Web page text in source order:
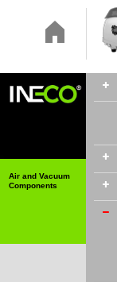
Air and Vacuum
Components